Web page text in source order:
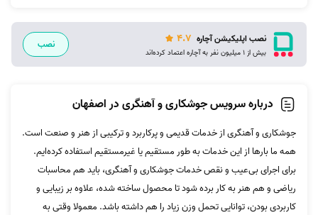
نصب اپلیکیشن آچاره 4.7
بیش از 1 میلیون نفر به آچاره اعتماد کرده‌اند
نصب
درباره سرویس جوشکاری و آهنگری در اصفهان
جوشکاری و آهنگری از خدمات قدیمی و پرکاربرد و ترکیبی از هنر و صنعت است.
همه ما بارها از این خدمات به طور مستقیم یا غیرمستقیم استفاده کرده‌ایم.
برای اجرای بی‌عیب و نقص خدمات جوشکاری و آهنگری، باید هم محاسبات
ریاضی و هم هنر به کار برده شود تا محصول ساخته شده، علاوه بر زیبایی و
کاربردی بودن، توانایی تحمل وزن زیاد را هم داشته باشد. معمولا وقتی به